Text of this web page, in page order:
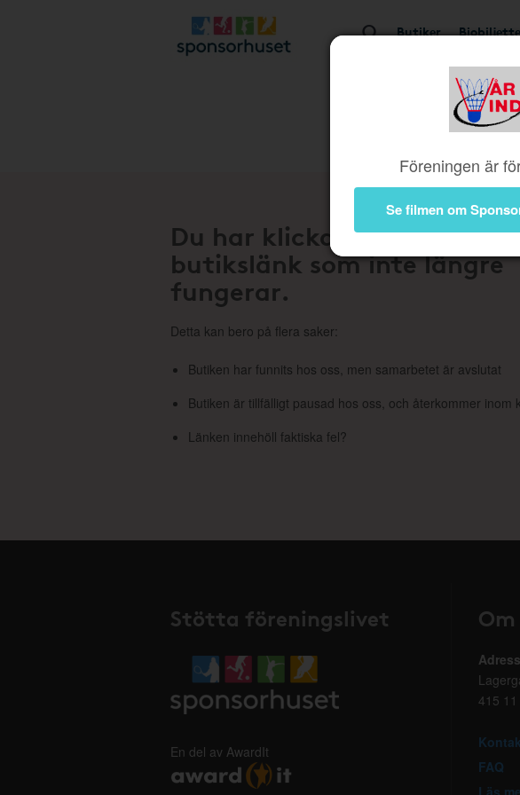
Butiker
Föreningen är
Se filmen om
Stängd
Du har klickat på en
butikslänk som inte längre
fungerar.
Detta kan bero på flera saker:
Butiken har funnits hos oss, men samarbetet är avslutat
Butiken är tillfälligt pausad hos oss, och återkommer inom
Länken innehöll faktiska fel?
Stötta föreningslivet
En del av AwardIt
Adress
415
FAQ
Läs